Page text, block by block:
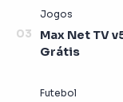
Max Net TV
Grátis